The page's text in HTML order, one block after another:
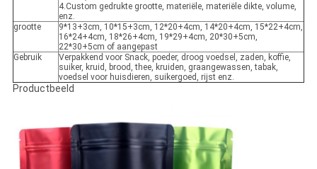
4.Custom gedrukte grootte, materiële, materiële dikte, volume,
enz.
grootte
9*13+3cm, 10*15+3cm, 12*20+4cm, 14*20+4cm, 15*22+4cm,
16*24+4cm, 18*26+4cm, 19*29+4cm, 20*30+5cm,
22*30+5cm of aangepast
Gebruik
Verpakkend voor Snack, poeder, droog voedsel, zaden, koffie,
suiker, kruid, brood, thee, kruiden, graangewassen, tabak,
voedsel voor huisdieren, suikergoed, rijst enz.
Productbeeld